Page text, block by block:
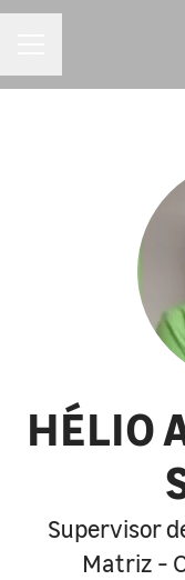
HÉLIO
Supervisor
Matriz -